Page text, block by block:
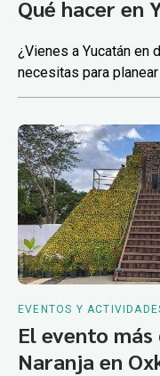
Qué hacer en
¿Vienes a Yucatán en
necesitas para
EVENTOS Y
El evento
Naranja en